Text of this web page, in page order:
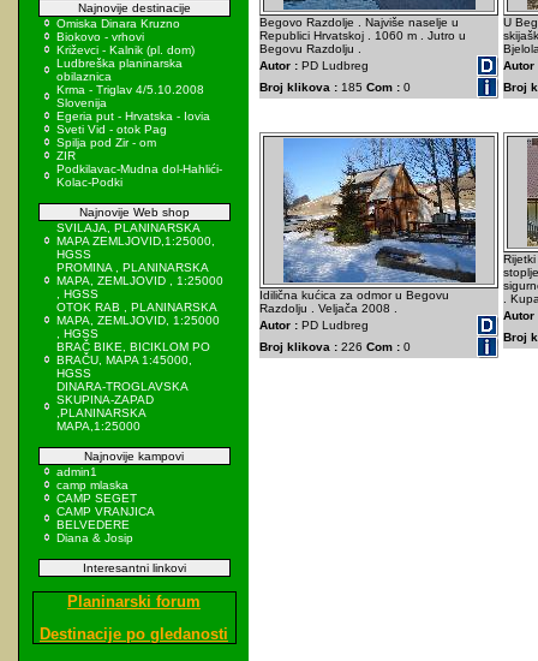
Najnovije destinacije
Omiska Dinara Kruzno
Biokovo - vrhovi
Križevci - Kalnik (pl. dom)
Ludbreška planinarska
obilaznica
Krma - Triglav 4/5.10.2008
Slovenija
Egeria put - Hrvatska - Iovia
Sveti Vid - otok Pag
Spilja pod Zir - om
ZIR
Podkilavac-Mudna dol-Hahlići-
Kolac-Podki
Najnovije Web shop
SVILAJA, PLANINARSKA
MAPA ZEMLJOVID,1:25000,
HGSS
PROMINA , PLANINARSKA
MAPA, ZEMLJOVID , 1:25000
, HGSS
OTOK RAB , PLANINARSKA
MAPA, ZEMLJOVID, 1:25000
, HGSS
BRAČ BIKE, BICIKLOM PO
BRAČU, MAPA 1:45000,
HGSS
DINARA-TROGLAVSKA
SKUPINA-ZAPAD
,PLANINARSKA
MAPA,1:25000
Najnovije kampovi
admin1
camp mlaska
CAMP SEGET
CAMP VRANJICA
BELVEDERE
Diana & Josip
Interesantni linkovi
Planinarski forum
Destinacije po gledanosti
Begovo Razdolje . Najviše naselje u
Republici Hrvatskoj . 1060 m . Jutro u
Begovu Razdolju .
Autor : PD Ludbreg
Broj klikova : 185 Com : 0
U
Autor
Broj
Idilična kućica za odmor u Begovu
Razdolju . Veljača 2008 .
Autor : PD Ludbreg
Broj klikova : 226 Com : 0
.
Autor
Broj